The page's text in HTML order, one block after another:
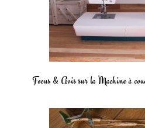
Focus & Avis sur la Machine à